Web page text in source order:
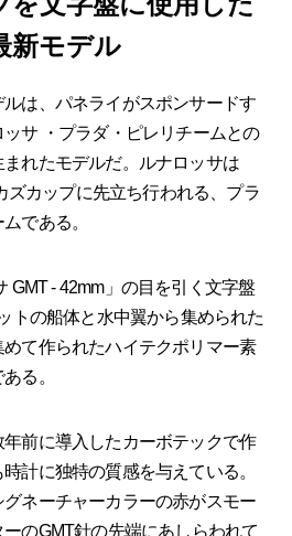
新モデル
は、パネライがスポンサードす
サ ・プラダ・ピレリチームとの
れたモデルだ。ルナロッサは
ズカップに先立ち行われる、プラ
である。
GMT - 42mm」の目を引く文字盤
トの船体と水中翼から集められた
て作られたハイテクポリマー素
る。
前に導入したカーボテックで作
計に独特の質感を与えている。
ネーチャーカラーの赤がスモー
のGMT針の先端にあしらわれて